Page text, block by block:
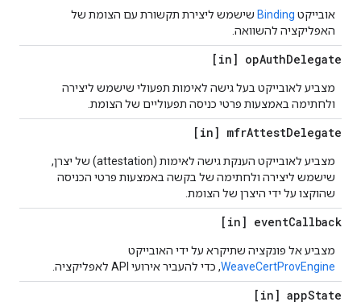
אובייקט Binding שישמש ליצירת תקשורת עם הצומת של
האפליקציה להשוואה.
[in] opAuthDelegate
מצביע לאובייקט בעל גישה לאימות תפעולי שישמש ליצירה
ולחתימה באמצעות פרטי כניסה תפעוליים של הצומת.
[in] mfrAttestDelegate
מצביע לאובייקט הענקת גישה לאימות (attestation) של יצרן,
שישמש ליצירה ולחתימה של בקשה באמצעות פרטי הכניסה
שהוקצו על ידי היצרן של הצומת.
[in] eventCallback
מצביע אל פונקציה שתיקרא על ידי האובייקט
WeaveCertProvEngine, כדי להעביר אירועי API לאפליקציה.
[in] appState